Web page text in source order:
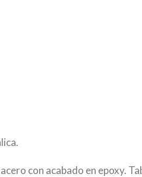
con acabado en epoxy.